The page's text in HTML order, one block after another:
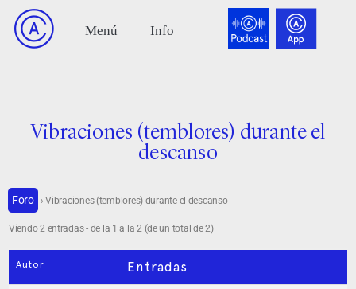
Vibraciones (temblores) durante el
descanso
Foro › Vibraciones (temblores) durante el descanso
Viendo 2 entradas - de la 1 a la 2 (de un total de 2)
Autor Entradas